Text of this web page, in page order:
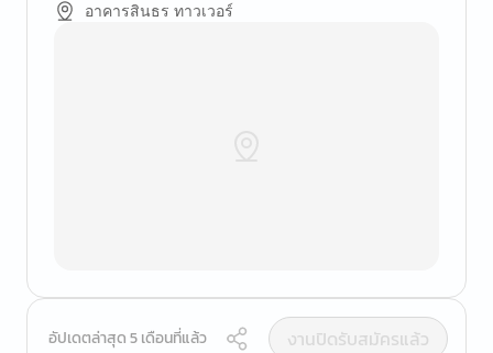
อาคารสินธร ทาวเวอร์
อัปเดตล่าสุด 5 เดือนที่แล้ว
งานปิดรับสมัครแล้ว